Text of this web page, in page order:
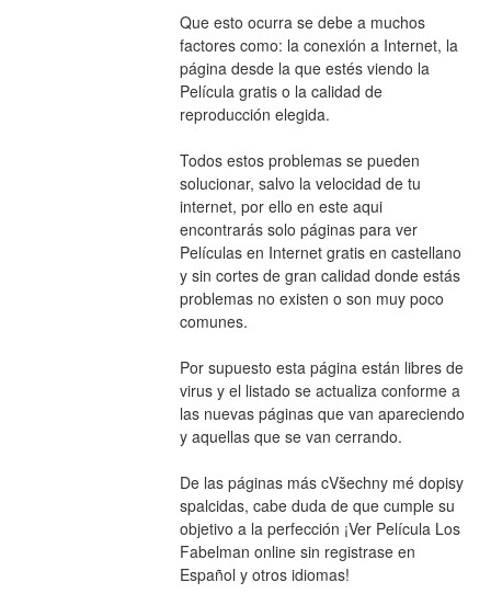
Que esto ocurra se debe a muchos
factores como: la conexión a Internet, la
página desde la que estés viendo la
Película gratis o la calidad de
reproducción elegida.
Todos estos problemas se pueden
solucionar, salvo la velocidad de tu
internet, por ello en este aqui
encontrarás solo páginas para ver
Películas en Internet gratis en castellano
y sin cortes de gran calidad donde estás
problemas no existen o son muy poco
comunes.
Por supuesto esta página están libres de
virus y el listado se actualiza conforme a
las nuevas páginas que van apareciendo
y aquellas que se van cerrando.
De las páginas más cVšechny mé dopisy
spalcidas, cabe duda de que cumple su
objetivo a la perfección ¡Ver Película Los
Fabelman online sin registrase en
Español y otros idiomas!